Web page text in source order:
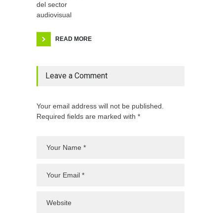
del sector
audiovisual
READ MORE
Leave a Comment
Your email address will not be published.
Required fields are marked with *